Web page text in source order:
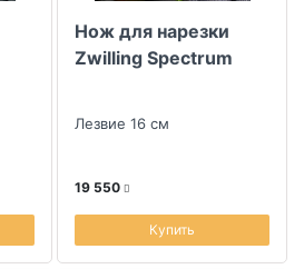
Нож для нарезки
Zwilling Spectrum
Лезвие 16 см
19 550
Купить